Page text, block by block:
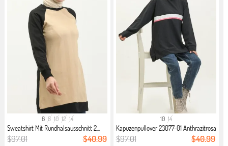
6 8 10 12 14
Sweatshirt Mit Rundhalsausschnitt 2...
$97.01 $40.99
10 14
Kapuzenpullover 23077-01 Anthrazitrosa
$97.01 $40.99